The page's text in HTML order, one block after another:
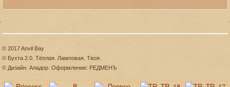
© 2017 Anvil Bay
© Бухта 2.0. Тёплая. Ламповая. Твоя.
© Дизайн: Аладор. Оформление: РЕДМЕНЪ